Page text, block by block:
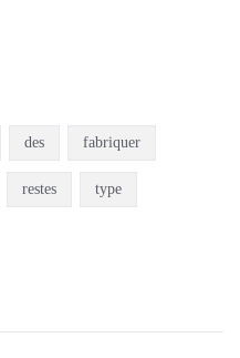
des fabriquer
restes type